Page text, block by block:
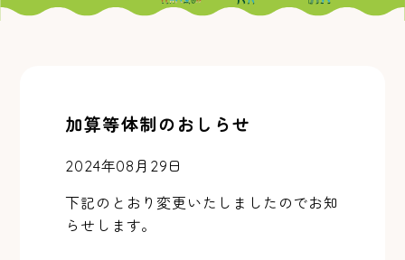
加算等体制のおしらせ
2024年08月29日
下記のとおり変更いたしましたのでお知
らせします。